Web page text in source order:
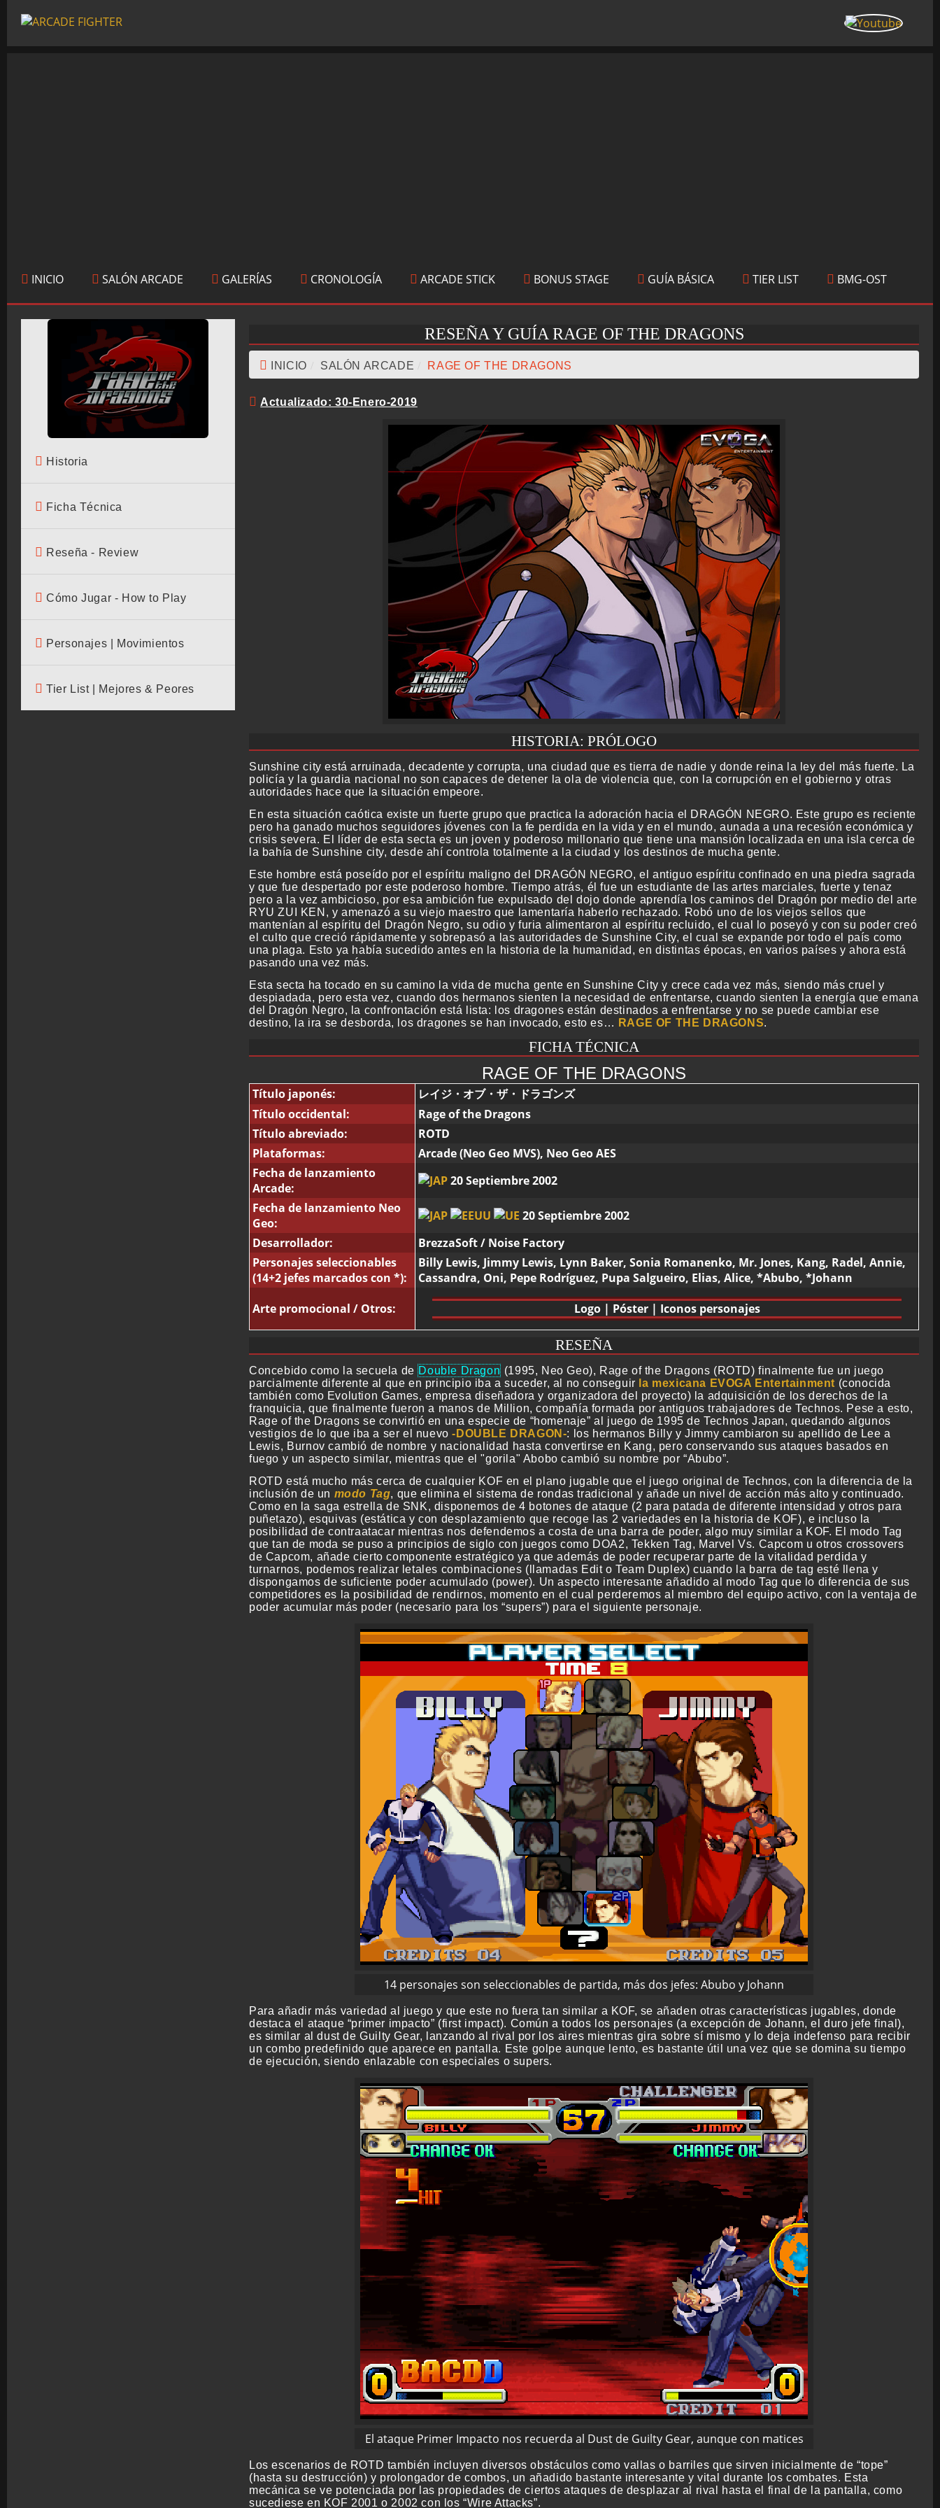
INICIO SALÓN ARCADE GALERÍAS CRONOLOGÍA ARCADE STICK BONUS STAGE GUÍA BÁSICA TIER LIST BMG-OST
Historia
Ficha Técnica
Reseña - Review
Cómo Jugar - How to Play
Personajes | Movimientos
Tier List | Mejores & Peores
RESEÑA Y GUÍA RAGE OF THE DRAGONS
INICIO SALÓN ARCADE RAGE OF THE DRAGONS
Actualizado: 30-Enero-2019
HISTORIA: PRÓLOGO
Sunshine city está arruinada, decadente y corrupta, una ciudad que es tierra de nadie y donde reina la ley del más fuerte. La
policía y la guardia nacional no son capaces de detener la ola de violencia que, con la corrupción en el gobierno y otras
autoridades hace que la situación empeore.
En esta situación caótica existe un fuerte grupo que practica la adoración hacia el DRAGÓN NEGRO. Este grupo es reciente
pero ha ganado muchos seguidores jóvenes con la fe perdida en la vida y en el mundo, aunada a una recesión económica y
crisis severa. El líder de esta secta es un joven y poderoso millonario que tiene una mansión localizada en una isla cerca de
la bahía de Sunshine city, desde ahí controla totalmente a la ciudad y los destinos de mucha gente.
Este hombre está poseído por el espíritu maligno del DRAGÓN NEGRO, el antiguo espíritu confinado en una piedra sagrada
y que fue despertado por este poderoso hombre. Tiempo atrás, él fue un estudiante de las artes marciales, fuerte y tenaz
pero a la vez ambicioso, por esa ambición fue expulsado del dojo donde aprendía los caminos del Dragón por medio del arte
RYU ZUI KEN, y amenazó a su viejo maestro que lamentaría haberlo rechazado. Robó uno de los viejos sellos que
mantenían al espíritu del Dragón Negro, su odio y furia alimentaron al espíritu recluido, el cual lo poseyó y con su poder creó
el culto que creció rápidamente y sobrepasó a las autoridades de Sunshine City, el cual se expande por todo el país como
una plaga. Esto ya había sucedido antes en la historia de la humanidad, en distintas épocas, en varios países y ahora está
pasando una vez más.
Esta secta ha tocado en su camino la vida de mucha gente en Sunshine City y crece cada vez más, siendo más cruel y
despiadada, pero esta vez, cuando dos hermanos sienten la necesidad de enfrentarse, cuando sienten la energía que emana
del Dragón Negro, la confrontación está lista: los dragones están destinados a enfrentarse y no se puede cambiar ese
destino, la ira se desborda, los dragones se han invocado, esto es… RAGE OF THE DRAGONS.
FICHA TÉCNICA
RAGE OF THE DRAGONS
Título japonés:
レイジ・オブ・ザ・ドラゴンズ
Título occidental:
Rage of the Dragons
Título abreviado:
ROTD
Plataformas:
Arcade (Neo Geo MVS), Neo Geo AES
Fecha de lanzamiento
Arcade:
20 Septiembre 2002
Fecha de lanzamiento Neo
Geo:
20 Septiembre 2002
Desarrollador:
BrezzaSoft / Noise Factory
Personajes seleccionables
(14+2 jefes marcados con *):
Billy Lewis, Jimmy Lewis, Lynn Baker, Sonia Romanenko, Mr. Jones, Kang, Radel, Annie,
Cassandra, Oni, Pepe Rodríguez, Pupa Salgueiro, Elias, Alice, *Abubo, *Johann
Arte promocional / Otros:
Logo| Póster| Iconos personajes
RESEÑA
Concebido como la secuela deDouble Dragon (1995, Neo Geo), Rage of the Dragons (ROTD) finalmente fue un juego
parcialmente diferente al que en principio iba a suceder, al no conseguir la mexicana EVOGA Entertainment (conocida
también como Evolution Games, empresa diseñadora y organizadora del proyecto) la adquisición de los derechos de la
franquicia, que finalmente fueron a manos de Million, compañía formada por antiguos trabajadores de Technos. Pese a esto,
Rage of the Dragons se convirtió en una especie de “homenaje” al juego de 1995 de Technos Japan, quedando algunos
vestigios de lo que iba a ser el nuevo DOUBLE DRAGON : los hermanos Billy y Jimmy cambiaron su apellido de Lee a
Lewis, Burnov cambió de nombre y nacionalidad hasta convertirse en Kang, pero conservando sus ataques basados en
fuego y un aspecto similar, mientras que el "gorila" Abobo cambió su nombre por “Abubo”.
ROTD está mucho más cerca de cualquier KOF en el plano jugable que el juego original de Technos, con la diferencia de la
inclusión de un modo Tag, que elimina el sistema de rondas tradicional y añade un nivel de acción más alto y continuado.
Como en la saga estrella de SNK, disponemos de 4 botones de ataque (2 para patada de diferente intensidad y otros para
puñetazo), esquivas (estática y con desplazamiento que recoge las 2 variedades en la historia de KOF), e incluso la
posibilidad de contraatacar mientras nos defendemos a costa de una barra de poder, algo muy similar a KOF. El modo Tag
que tan de moda se puso a principios de siglo con juegos como DOA2, Tekken Tag, Marvel Vs. Capcom u otros crossovers
de Capcom, añade cierto componente estratégico ya que además de poder recuperar parte de la vitalidad perdida y
turnarnos, podemos realizar letales combinaciones (llamadas Edit o Team Duplex) cuando la barra de tag esté llena y
dispongamos de suficiente poder acumulado (power). Un aspecto interesante añadido al modo Tag que lo diferencia de sus
competidores es la posibilidad de rendirnos, momento en el cual perderemos al miembro del equipo activo, con la ventaja de
poder acumular más poder (necesario para los “supers”) para el siguiente personaje.
14 personajes son seleccionables de partida, más dos jefes: Abubo y Johann
Para añadir más variedad al juego y que este no fuera tan similar a KOF, se añaden otras características jugables, donde
destaca el ataque “primer impacto” (first impact). Común a todos los personajes (a excepción de Johann, el duro jefe final),
es similar al dust de Guilty Gear, lanzando al rival por los aires mientras gira sobre sí mismo y lo deja indefenso para recibir
un combo predefinido que aparece en pantalla. Este golpe aunque lento, es bastante útil una vez que se domina su tiempo
de ejecución, siendo enlazable con especiales o supers.
El ataque Primer Impacto nos recuerda al Dust de Guilty Gear, aunque con matices
Los escenarios de ROTD también incluyen diversos obstáculos como vallas o barriles que sirven inicialmente de “tope”
(hasta su destrucción) y prolongador de combos, un añadido bastante interesante y vital durante los combates. Esta
mecánica se ve potenciada por las propiedades de ciertos ataques de desplazar al rival hasta el final de la pantalla, como
sucediese en KOF 2001 o 2002 con los “Wire Attacks”.